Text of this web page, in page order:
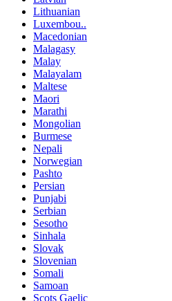
Lithuanian
Luxembou..
Macedonian
Malagasy
Malay
Malayalam
Maltese
Maori
Marathi
Mongolian
Burmese
Nepali
Norwegian
Pashto
Persian
Punjabi
Serbian
Sesotho
Sinhala
Slovak
Slovenian
Somali
Samoan
Scots Gaelic